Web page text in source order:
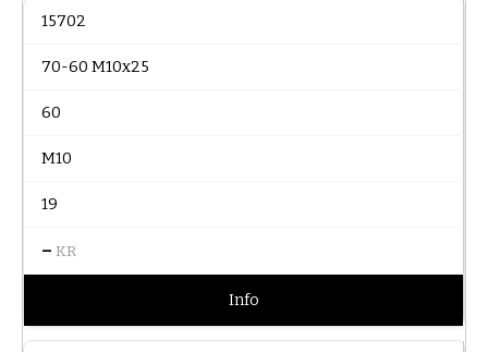
15702
70-60 M10x25
60
M10
19
– KR
Info